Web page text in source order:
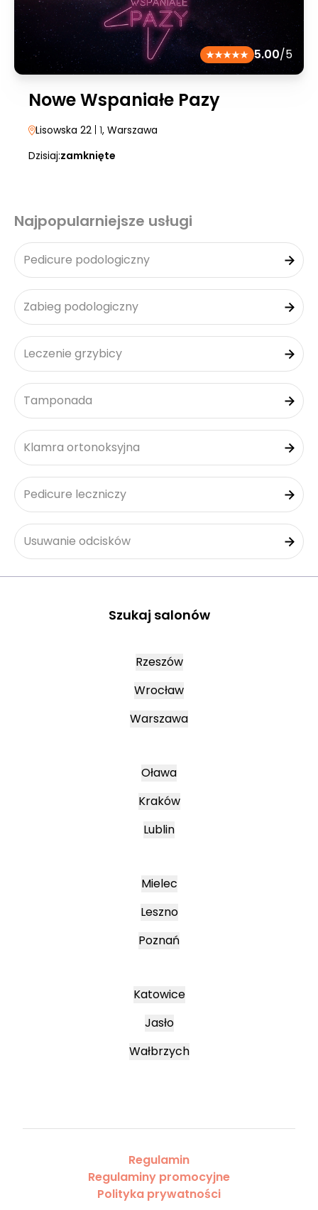
5.00/5
Nowe Wspaniałe Pazy
Lisowska 22 | 1, Warszawa
Dzisiaj:zamknięte
Najpopularniejsze usługi
Pedicure podologiczny
Zabieg podologiczny
Leczenie grzybicy
Tamponada
Klamra ortonoksyjna
Pedicure leczniczy
Usuwanie odcisków
Szukaj salonów
Rzeszów
Wrocław
Warszawa
Oława
Kraków
Lublin
Mielec
Leszno
Poznań
Katowice
Jasło
Wałbrzych
Regulamin
Regulaminy promocyjne
Polityka prywatności